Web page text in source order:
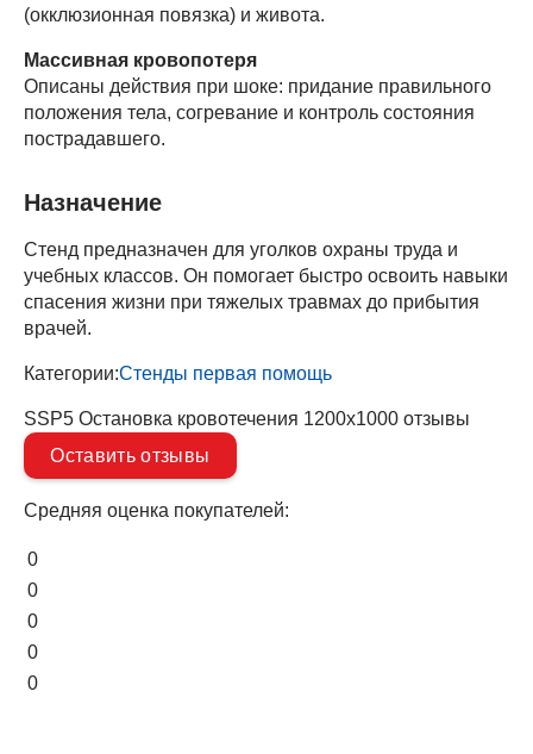
(окклюзионная повязка) и живота.
Массивная кровопотеря
Описаны действия при шоке: придание правильного
положения тела, согревание и контроль состояния
пострадавшего.
Назначение
Стенд предназначен для уголков охраны труда и
учебных классов. Он помогает быстро освоить навыки
спасения жизни при тяжелых травмах до прибытия
врачей.
Категории:Стенды первая помощь
SSP5 Остановка кровотечения 1200х1000 отзывы
Оставить отзывы
Средняя оценка покупателей:
0
0
0
0
0